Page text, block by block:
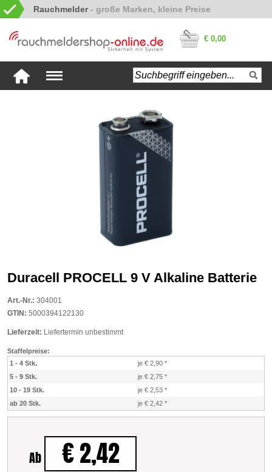
Rauchmelder
€ 0,00
Duracell PROCELL 9 V Alkaline Batterie
Art.-Nr.: 304001
GTIN: 5000394122130
Lieferzeit: Liefertermin unbestimmt
Staffelpreise:
1 - 4 Stk.
je € 2,90 *
5 - 9 Stk.
je € 2,75 *
10 - 19 Stk.
je € 2,53 *
ab 20 Stk.
je € 2,42 *
Ab € 2,42